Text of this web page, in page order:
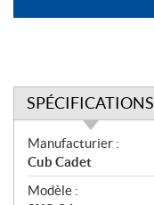
SPÉCIFICATIONS
S
p
é
Manufacturier :
Cub Cadet
Modèle :